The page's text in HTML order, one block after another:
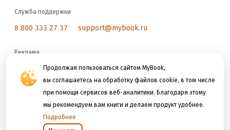
Продолжая пользоваться сайтом MyBook,
вы соглашаетесь на обработку файлов cookie, в том числе
при помощи сервисов веб-аналитики. Благодаря этому
мы рекомендуем вам книги и делаем продукт удобнее.
Подробнее
Служба поддержки
8 800 333 27 37 support@mybook.ru
Реклама
reklama@litres.ru
Мы принимаем к оплате